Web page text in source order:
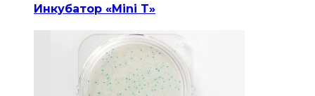
Инкубатор «Mini T»